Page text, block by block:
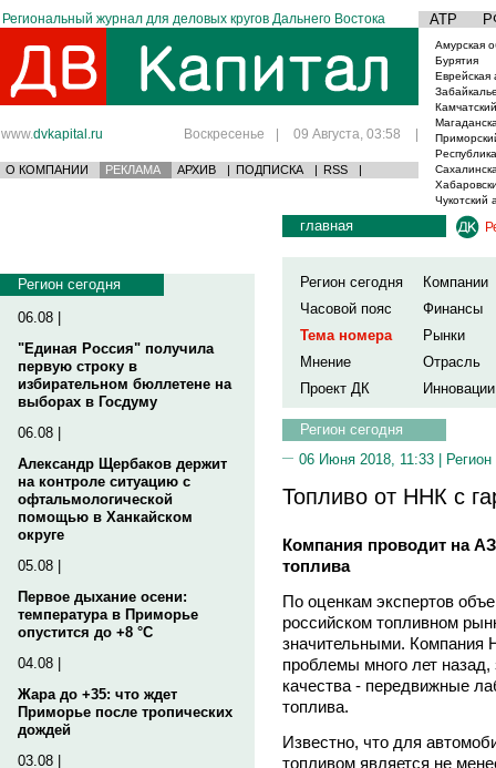
Региональный журнал для деловых кругов Дальнего Востока АТР
www.dvkapital.ru Воскресенье | 09 Августа, 03:58 |
О КОМПАНИИ РЕКЛАМА АРХИВ | ПОДПИСКА | RSS |
Амурская
Бурятия
Еврейская
Чукотский
Регион сегодня
06.08 |
"Единая Россия" получила
первую строку в
избирательном бюллетене на
выборах в Госдуму
06.08 |
Александр Щербаков держит
на контроле ситуацию с
офтальмологической
помощью в Ханкайском
округе
05.08 |
Первое дыхание осени:
температура в Приморье
опустится до +8 °C
04.08 |
Жара до +35: что ждет
Приморье после тропических
дождей
03.08 |
главная
Регион сегодня
Компании
Часовой пояс
Финансы
Тема номера
Рынки
Мнение
Отрасль
Проект ДК
Инновации
Регион сегодня
06 Июня 2018, 11:33 | Регион
Топливо от ННК с
Компания проводит на
топлива
По оценкам экспертов
российском топливном
значительными. Компания
проблемы много лет
качества - передвижные
топлива.
Известно, что для
топливом является не